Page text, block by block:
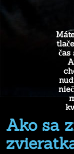
Ako sa